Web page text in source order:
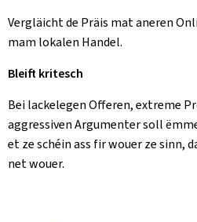
Vergläicht de Präis mat aneren
mam lokalen Handel.
Bleift kritesch
Bei lackelegen Offeren, extreme
aggressiven Argumenter soll
et ze schéin ass fir wouer ze sinn,
net wouer.